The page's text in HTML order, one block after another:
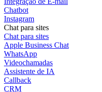
Chatbot
Instagram
Chat para sites
Chat para sites
Apple Business Chat
WhatsApp
Videochamadas
Assistente de IA
Callback
CRM